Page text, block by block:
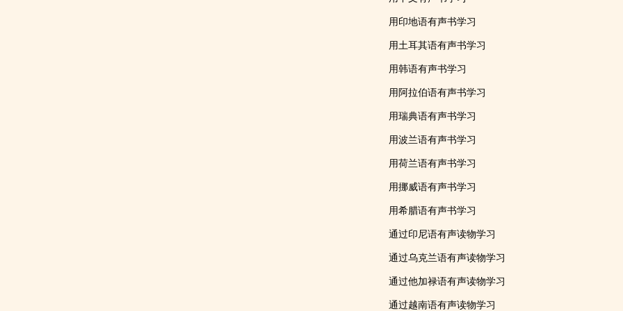
用印地语有声书学习
用土耳其语有声书学习
用韩语有声书学习
用阿拉伯语有声书学习
用瑞典语有声书学习
用波兰语有声书学习
用荷兰语有声书学习
用挪威语有声书学习
用希腊语有声书学习
通过印尼语有声读物学习
通过乌克兰语有声读物学习
通过他加禄语有声读物学习
通过越南语有声读物学习